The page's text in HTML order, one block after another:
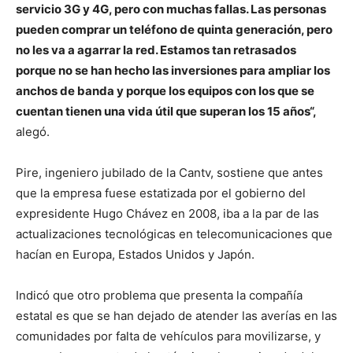
servicio 3G y 4G, pero con muchas fallas. Las personas
pueden comprar un teléfono de quinta generación, pero
no les va a agarrar la red. Estamos tan retrasados
porque no se han hecho las inversiones para ampliar los
anchos de banda y porque los equipos con los que se
cuentan tienen una vida útil que superan los 15 años“,
alegó.
Pire, ingeniero jubilado de la Cantv, sostiene que antes
que la empresa fuese estatizada por el gobierno del
expresidente Hugo Chávez en 2008, iba a la par de las
actualizaciones tecnológicas en telecomunicaciones que
hacían en Europa, Estados Unidos y Japón.
Indicó que otro problema que presenta la compañía
estatal es que se han dejado de atender las averías en las
comunidades por falta de vehículos para movilizarse, y